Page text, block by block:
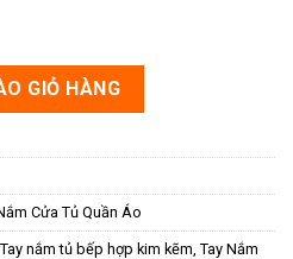
32-64X (Màu Xám) số lượng
GIỎ HÀNG
Cửa Tủ Quần Áo
Tay nắm tủ bếp hợp kim kẽm Tay Nắm